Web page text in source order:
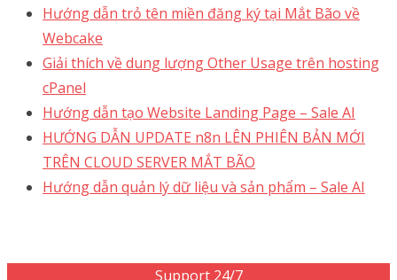
Hướng dẫn trỏ tên miền đăng ký tại Mắt Bão về
Webcake
Giải thích về dung lượng Other Usage trên hosting
cPanel
Hướng dẫn tạo Website Landing Page – Sale AI
HƯỚNG DẪN UPDATE n8n LÊN PHIÊN BẢN MỚI
TRÊN CLOUD SERVER MẮT BÃO
Hướng dẫn quản lý dữ liệu và sản phẩm – Sale AI
Support 24/7